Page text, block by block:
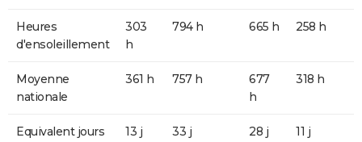
Heures
d'ensoleillement
303
h
794 h 665 h 258 h
Moyenne
nationale
361 h 757 h
677
h
318 h
Equivalent jours
13 j 33 j 28 j 11 j